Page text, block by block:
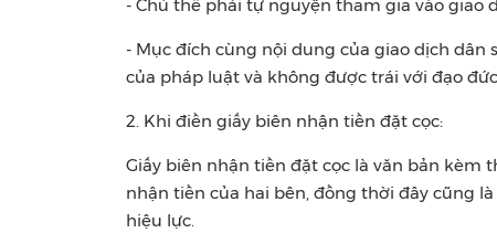
- Chủ thể phải tự nguyện tham gia vào giao
- Mục đích cùng nội dung của giao dịch
của pháp luật và không được trái với đạo
2. Khi điền giấy biên nhận tiền đặt cọc:
Giấy biên nhận tiền đặt cọc là văn bản kèm
nhận tiền của hai bên, đồng thời đây cũng
hiệu lực.